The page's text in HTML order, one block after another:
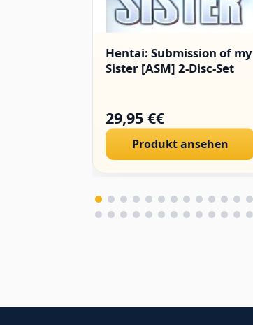
Hentai: Submission of my
Sister [ASM] 2-Disc-Set
29,95 €€
Produkt ansehen